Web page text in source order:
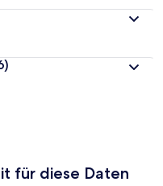
für diese Daten